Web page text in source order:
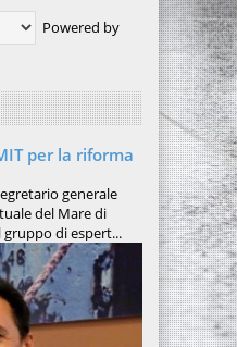
Powered by
per la riforma
generale
del Mare di
gruppo di espert...